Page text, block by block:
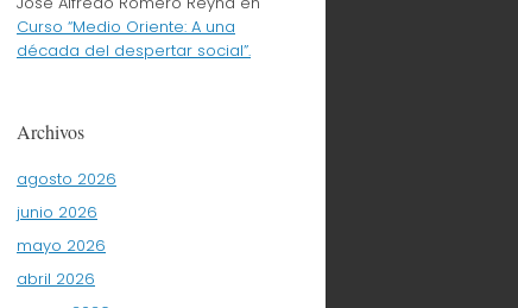
Curso “Medio Oriente: A una
década del despertar social”.
Archivos
agosto 2026
junio 2026
mayo 2026
abril 2026